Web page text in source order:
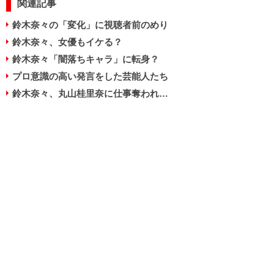
関連記事
鈴木奈々の「変化」に視聴者前のめり
鈴木奈々、女優もイケる？
鈴木奈々「闇落ちキャラ」に転身？
プロ意識の高い発言をした芸能人たち
鈴木奈々、丸山桂里奈に仕事奪われ…